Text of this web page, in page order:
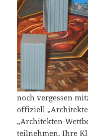
noch vergessen
offiziell
„Architekten-
teilnehmen. Ihre